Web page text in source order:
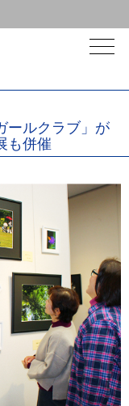
ールクラブ」が
も併催